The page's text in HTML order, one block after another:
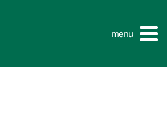
menu